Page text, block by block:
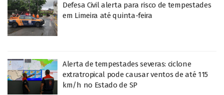
Defesa Civil alerta para risco de tempestades
em Limeira até quinta-feira
Alerta de tempestades severas: ciclone
extratropical pode causar ventos de até 115
km/h no Estado de SP